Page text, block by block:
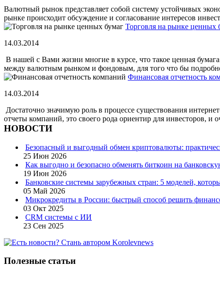
Валютный рынок представляет собой систему устойчивых
рынке происходит обсуждение и согласование интересов
Торговля на рынке ценных
14.03.2014
В нашей с Вами жизни многие в курсе, что такое ценная
между валютным рынком и фондовым, для того что бы
Финансовая отчетность
14.03.2014
Достаточно значимую роль в процессе существования
отчеты компаний, это своего рода ориентир для инвесторов, и
НОВОСТИ
Безопасный и выгодный обмен криптовалюты:
25 Июн 2026
Как выгодно и безопасно обменять биткоин на
19 Июн 2026
Банковские системы зарубежных стран: 5 моделей,
05 Май 2026
Микрокредиты в России: быстрый способ решить
03 Окт 2025
CRM системы с ИИ
23 Сен 2025
Полезные статьи